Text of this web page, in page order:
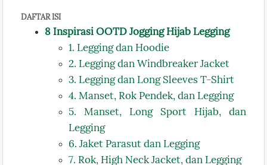
DAFTAR ISI
8 Inspirasi OOTD Jogging Hijab Legging
1. Legging dan Hoodie
2. Legging dan Windbreaker Jacket
3. Legging dan Long Sleeves T-Shirt
4. Manset, Rok Pendek, dan Legging
5. Manset, Long Sport Hijab, dan
Legging
6. Jaket Parasut dan Legging
7. Rok, High Neck Jacket, dan Legging